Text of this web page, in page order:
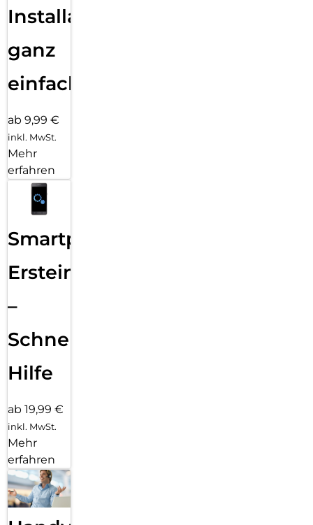
Installation
ganz
einfach
ab 9,99 €
inkl. MwSt.
Mehr
erfahren
Smartphone
Ersteinrichtung
–
Schnelle
Hilfe
ab 19,99 €
inkl. MwSt.
Mehr
erfahren